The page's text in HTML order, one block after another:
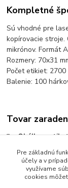
Kompletné
Sú vhodné pre
kopírovacie stroje.
mikrónov. Formát
Rozmery: 70x31
Počet etikiet: 2700
Balenie: 100
Tovar
Obálky a
Etikety
Univerzálne
Pre základnú
účely a v
využívame
cookies